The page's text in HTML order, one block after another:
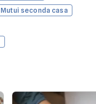
Mutui seconda casa